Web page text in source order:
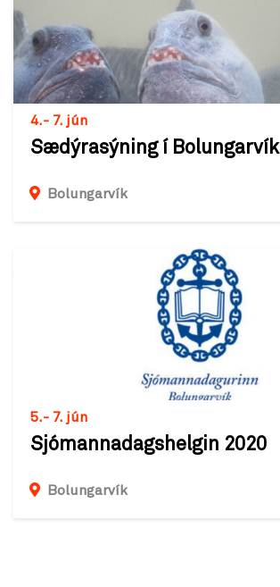
4.- 7. jún
Sædýrasýning í Bolungarvík
Bolungarvík
5.- 7. jún
Sjómannadagshelgin 2020
Bolungarvík